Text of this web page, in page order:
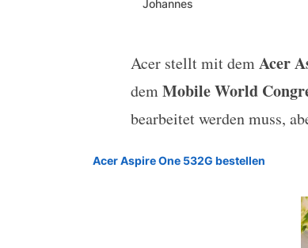
Johannes
Bilder: Acer Aspire
Acer stellt mit demAcer
demMobile World
bearbeitet werden muss,
Acer Aspire One 532G bestellen